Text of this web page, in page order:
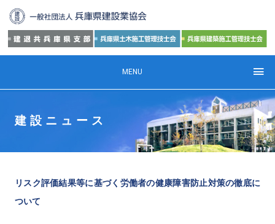
MENU
建設ニュース
リスク評価結果等に基づく労働者の健康障害防止対策の徹底に
ついて